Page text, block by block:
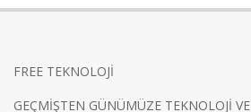
FREE TEKNOLOJİ
GEÇMİŞTEN GÜNÜMÜZE TEKNOLOJİ VE